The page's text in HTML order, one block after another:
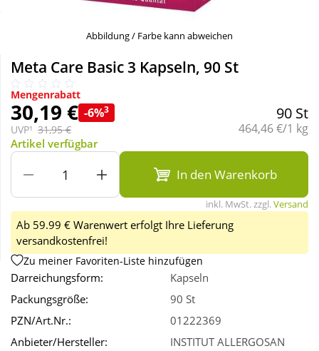
Täglich gut versorgt
Nahrungsergänzung
Natur & Homöopathie
Sanitätshaus
Wellness
Abbildung / Farbe kann abweichen
Meta Care Basic 3 Kapseln, 90 St
Mengenrabatt
30,19 € -6%3
UVP¹ 31,95 €
90 St
Grundpreis:
464,46 €/1 kg
Artikel verfügbar
In den Warenkorb
inkl. MwSt. zzgl.Versand
Ab 59.99 € Warenwert erfolgt Ihre Lieferung
versandkostenfrei!
Zu meiner Favoriten-Liste hinzufügen
Darreichungsform:
Kapseln
Packungsgröße:
90 St
PZN/Art.Nr.:
01222369
Anbieter/Hersteller:
INSTITUT ALLERGOSAN